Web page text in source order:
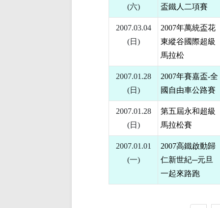
(六)
盃鐵人二項賽
2007.03.04
(日)
2007年萬統盃花
東縱谷國際超級
馬拉松
2007.01.28
(日)
2007年賽嘉盃-全
國自由車公路賽
2007.01.28
(日)
第五屆永和超級
馬拉松賽
2007.01.01
(一)
2007高鐵啟動歸
仁新世紀─元旦
一起來路跑